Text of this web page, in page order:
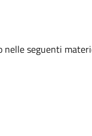
nelle seguenti